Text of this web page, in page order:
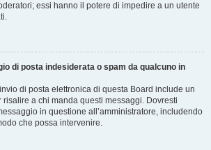
essi hanno il potere di impedire a un utente
di posta indesiderata o spam da qualcuno in
di posta elettronica di questa Board include un
a chi manda questi messaggi. Dovresti
in questione all’amministratore, includendo
che possa intervenire.